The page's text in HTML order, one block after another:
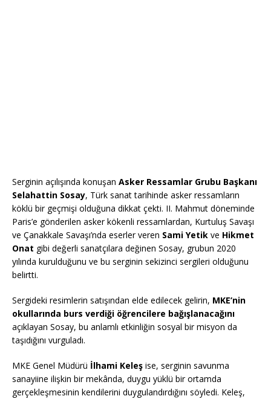
Serginin açılışında konuşan Asker Ressamlar Grubu Başkanı
Selahattin Sosay, Türk sanat tarihinde asker ressamların
köklü bir geçmişi olduğuna dikkat çekti. II. Mahmut döneminde
Paris’e gönderilen asker kökenli ressamlardan, Kurtuluş Savaşı
ve Çanakkale Savaşı’nda eserler veren Sami Yetik ve Hikmet
Onat gibi değerli sanatçılara değinen Sosay, grubun 2020
yılında kurulduğunu ve bu serginin sekizinci sergileri olduğunu
belirtti.
Sergideki resimlerin satışından elde edilecek gelirin, MKE’nin
okullarında burs verdiği öğrencilere bağışlanacağını
açıklayan Sosay, bu anlamlı etkinliğin sosyal bir misyon da
taşıdığını vurguladı.
MKE Genel Müdürü İlhami Keleş ise, serginin savunma
sanayiine ilişkin bir mekânda, duygu yüklü bir ortamda
gerçekleşmesinin kendilerini duygulandırdığını söyledi. Keleş,